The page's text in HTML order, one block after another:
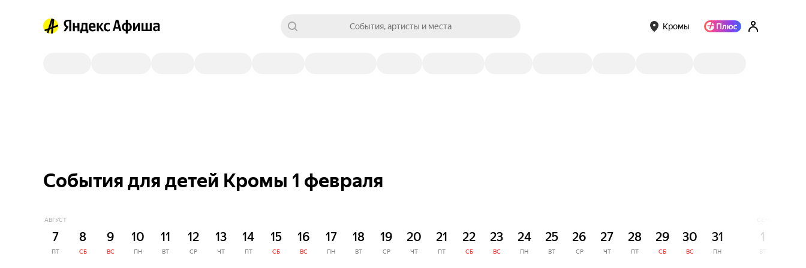
События, артисты и места Кромы
События для детей Кромы 1 февраля
АВГУСТ
7
ПТ
8
СБ
9
ВС
10
ПН
11
ВТ
12
СР
13
ЧТ
14
ПТ
15
СБ
16
ВС
17
ПН
18
ВТ
19
СР
20
ЧТ
21
ПТ
22
СБ
23
ВС
24
ПН
25
ВТ
26
СР
27
ЧТ
28
ПТ
29
СБ
30
ВС
31
ПН
1
ВТ